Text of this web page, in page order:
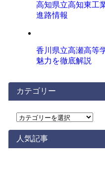
高知県立高知東工
進路情報
香川県立高瀬高等
魅力を徹底解説
カテゴリー
カ
ゴ
リ
人気記事